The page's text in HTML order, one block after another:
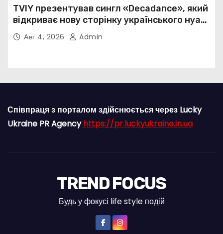
TVIY презентував сингл «Decadance», який
відкриває нову сторінку українського нуар-
попуАвг 4, 2026 Admin
Співпраця з порталом здійснюється через Lucky
Ukraine PR Agencyhttps://pr.luckyukraine.in.ua
TREND FOCUS
Будь у фокусі life style подій